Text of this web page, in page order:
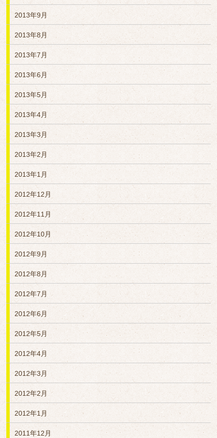
2013年9月
2013年8月
2013年7月
2013年6月
2013年5月
2013年4月
2013年3月
2013年2月
2013年1月
2012年12月
2012年11月
2012年10月
2012年9月
2012年8月
2012年7月
2012年6月
2012年5月
2012年4月
2012年3月
2012年2月
2012年1月
2011年12月